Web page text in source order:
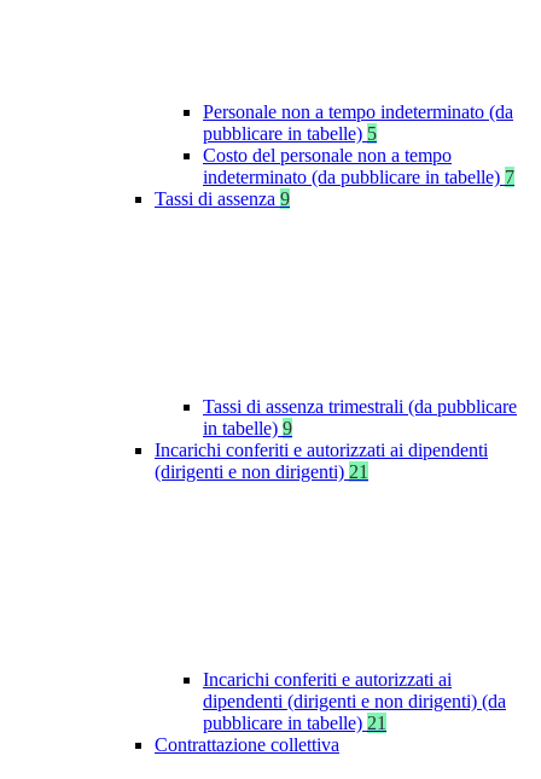
Personale non a tempo indeterminato (da
pubblicare in tabelle) 5
Costo del personale non a tempo
indeterminato (da pubblicare in tabelle) 7
Tassi di assenza 9
Tassi di assenza trimestrali (da pubblicare
in tabelle) 9
Incarichi conferiti e autorizzati ai dipendenti
(dirigenti e non dirigenti) 21
Incarichi conferiti e autorizzati ai
dipendenti (dirigenti e non dirigenti) (da
pubblicare in tabelle) 21
Contrattazione collettiva